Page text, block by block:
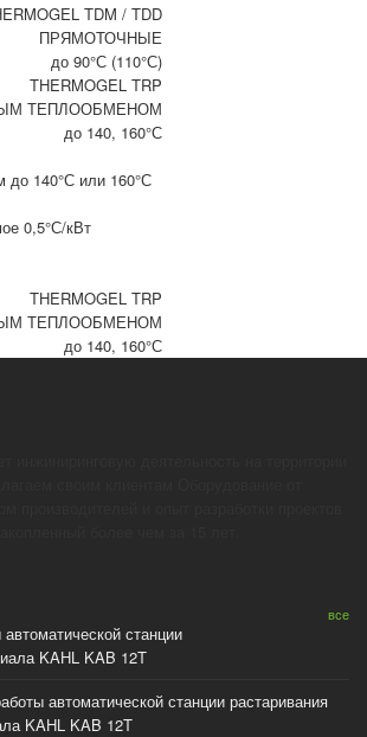
TDM / TDD
ПРЯМОТОЧНЫЕ
до 90°С (110°С)
THERMOGEL TRP
ТЕПЛООБМЕНОМ
до 140, 160°С
до 140°С или 160°С
0,5°С/кВт
THERMOGEL TRP
ТЕПЛООБМЕНОМ
до 140, 160°С
все
станции
KAHL KAB 12T
автоматической станции растаривания
KAHL KAB 12T